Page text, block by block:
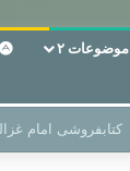
موضوعات ۲
سر دفتر فساد در